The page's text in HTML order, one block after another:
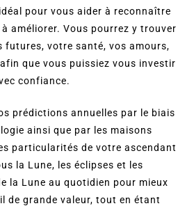
pour vous aider à reconnaître
améliorer. Vous pourrez y trouver
votre santé, vos amours,
que vous puissiez vous investir
confiance.
prédictions annuelles par le biais
ainsi que par les maisons
particularités de votre ascendant
la Lune, les éclipses et les
la Lune au quotidien pour mieux
de grande valeur, tout en étant